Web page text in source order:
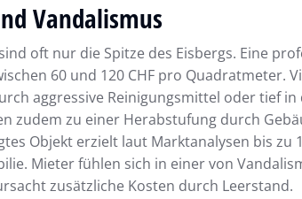
Vandalismus
oft nur die Spitze des Eisbergs. Eine
60 und 120 CHF pro Quadratmeter.
aggressive Reinigungsmittel oder tief
zudem zu einer Herabstufung durch
Objekt erzielt laut Marktanalysen bis
Mieter fühlen sich in einer von
zusätzliche Kosten durch Leerstand.